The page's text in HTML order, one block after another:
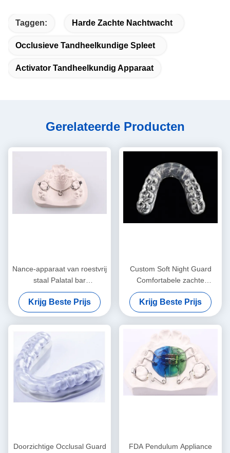
Taggen: Harde Zachte Nachtwacht
Occlusieve Tandheelkundige Spleet
Activator Tandheelkundig Apparaat
Gerelateerde Producten
Nance-apparaat van roestvrij
staal Palatal bar
Orthodontisch functionele
apparaat
Krijg Beste Prijs
Custom Soft Night Guard
Comfortabele zachte
mondbeschermer voor het
slapen
Krijg Beste Prijs
Doorzichtige Occlusal Guard
FDA Pendulum Appliance